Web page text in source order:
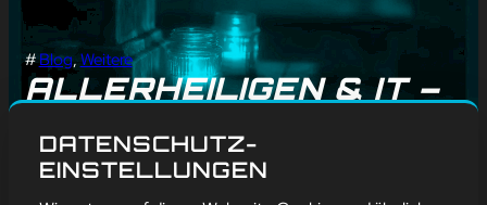
#Blog, Weitere
ALLERHEILIGEN & IT –
BESINNUNG
DATENSCHUTZ-
EINSTELLUNGEN